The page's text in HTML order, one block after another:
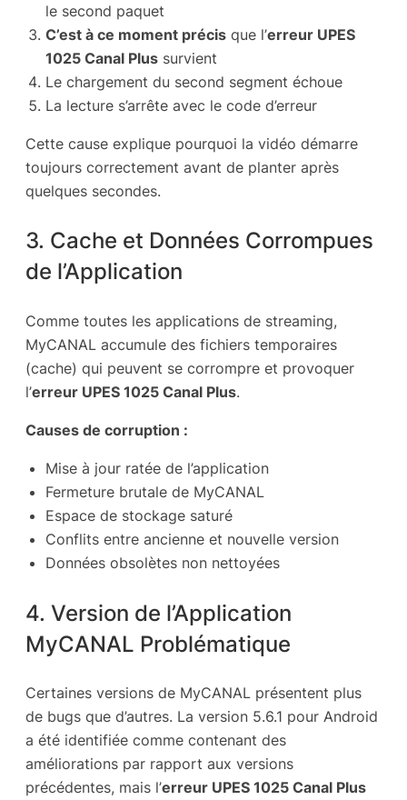
le second paquet
C’est à ce moment précis que l’erreur UPES
1025 Canal Plus survient
Le chargement du second segment échoue
La lecture s’arrête avec le code d’erreur
Cette cause explique pourquoi la vidéo démarre
toujours correctement avant de planter après
quelques secondes.
3. Cache et Données Corrompues
de l’Application
Comme toutes les applications de streaming,
MyCANAL accumule des fichiers temporaires
(cache) qui peuvent se corrompre et provoquer
l’erreur UPES 1025 Canal Plus.
Causes de corruption :
Mise à jour ratée de l’application
Fermeture brutale de MyCANAL
Espace de stockage saturé
Conflits entre ancienne et nouvelle version
Données obsolètes non nettoyées
4. Version de l’Application
MyCANAL Problématique
Certaines versions de MyCANAL présentent plus
de bugs que d’autres. La version 5.6.1 pour Android
a été identifiée comme contenant des
améliorations par rapport aux versions
précédentes, mais l’erreur UPES 1025 Canal Plus